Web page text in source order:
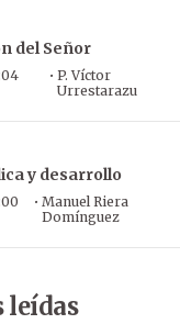
del Señor
· P. Víctor
Urrestarazu
y desarrollo
·Manuel Riera
Domínguez
leídas